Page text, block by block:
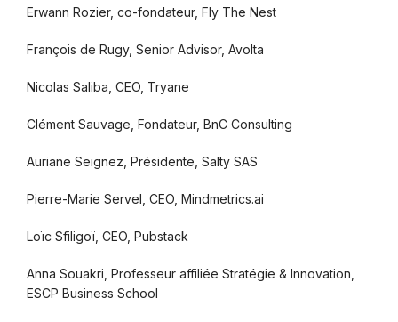
Erwann Rozier, co-fondateur, Fly The Nest
François de Rugy, Senior Advisor, Avolta
Nicolas Saliba, CEO, Tryane
Clément Sauvage, Fondateur, BnC Consulting
Auriane Seignez, Présidente, Salty SAS
Pierre-Marie Servel, CEO, Mindmetrics.ai
Loïc Sfiligoï, CEO, Pubstack
Anna Souakri, Professeur affiliée Stratégie & Innovation,
ESCP Business School